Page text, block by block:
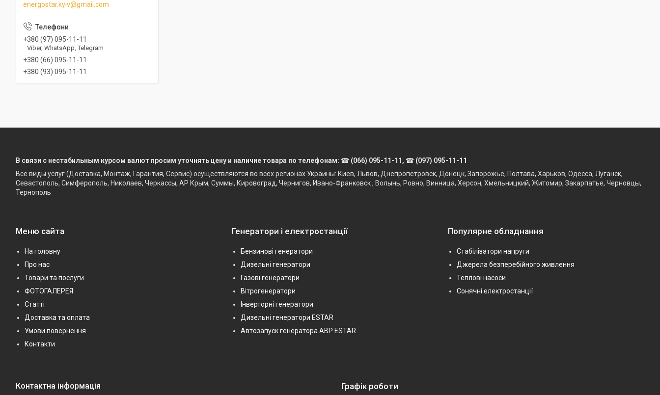
energostar.kyiv@gmail.com
+380 (97) 095-11-11
Viber, WhatsApp, Telegram
+380 (66) 095-11-11
+380 (93) 095-11-11
В связи с нестабильным курсом валют просим уточнять цену и наличие товара по телефонам: ☎ (066) 095-11-11, ☎ (097) 095-11-11
Все виды услуг (Доставка, Монтаж, Гарантия, Сервис) осуществляются во всех регионах Украины: Киев, Львов, Днепропетровск, Донецк, Запорожье, Полтава, Харьков, Одесса, Луганск,
Севастополь, Симферополь, Николаев, Черкассы, АР Крым, Суммы, Кировоград, Чернигов, Ивано-Франковск , Волынь, Ровно, Винница, Херсон, Хмельницкий, Житомир, Закарпатье, Черновцы,
Тернополь
Меню сайта
На головну
Про нас
Товари та послуги
ФОТОГАЛЕРЕЯ
Статті
Доставка та оплата
Умови повернення
Контакти
Генератори і електростанції
Бензинові генератори
Дизельні генератори
Газові генератори
Вітрогенератори
Інверторні генератори
Дизельні генератори ESTAR
Автозапуск генератора АВР ESTAR
Популярне обладнання
Стабілізатори напруги
Джерела безперебійного живлення
Теплові насоси
Сонячні електростанції
Графік роботи